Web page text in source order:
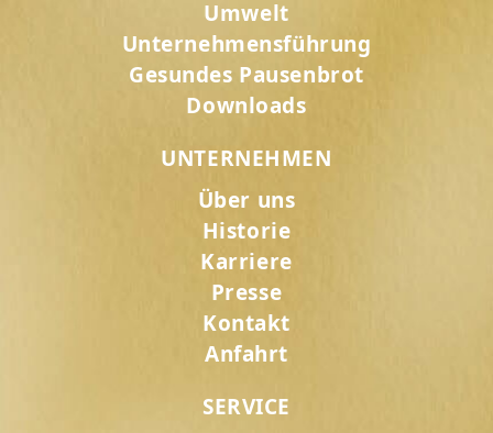
Umwelt
Unternehmensführung
Gesundes Pausenbrot
Downloads
UNTERNEHMEN
Über uns
Historie
Karriere
Presse
Kontakt
Anfahrt
SERVICE